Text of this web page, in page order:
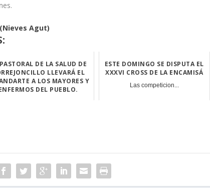
Agut)
DE LA SALUD DE
LLEVARÁ EL
A LOS MAYORES Y
DEL PUEBLO.
ESTE DOMINGO SE DISPUTA EL
XXXVI CROSS DE LA ENCAMISÁ
Las competicion...